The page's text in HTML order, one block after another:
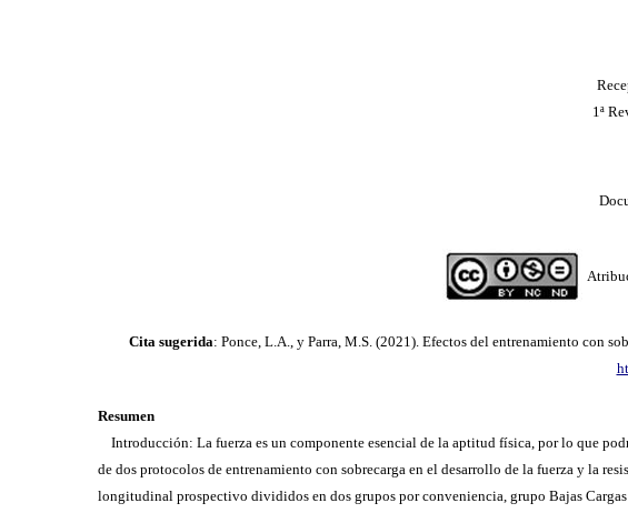
1ª
Cita sugerida: Ponce, L.A., y Parra, M.S. (2021). Efectos del entrenamiento con
Resumen
Introducción: La fuerza es un componente esencial de la aptitud física, por lo que
de dos protocolos de entrenamiento con sobrecarga en el desarrollo de la fuerza y la
longitudinal prospectivo divididos en dos grupos por conveniencia, grupo Bajas